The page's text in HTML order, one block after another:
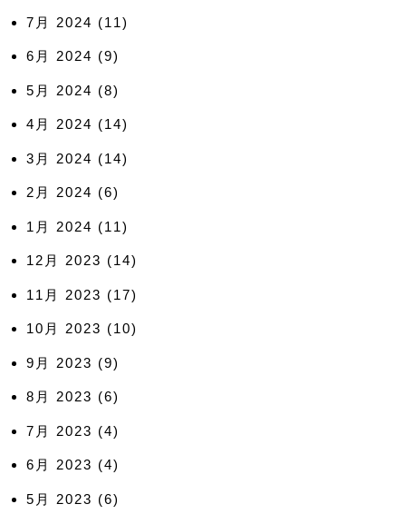
7月 2024 (11)
6月 2024 (9)
5月 2024 (8)
4月 2024 (14)
3月 2024 (14)
2月 2024 (6)
1月 2024 (11)
12月 2023 (14)
11月 2023 (17)
10月 2023 (10)
9月 2023 (9)
8月 2023 (6)
7月 2023 (4)
6月 2023 (4)
5月 2023 (6)